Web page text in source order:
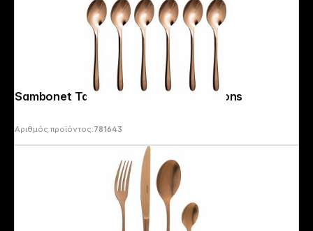
Sambonet Taste PVD 6 Espresso Spoons
Αριθμός προϊόντος:781643